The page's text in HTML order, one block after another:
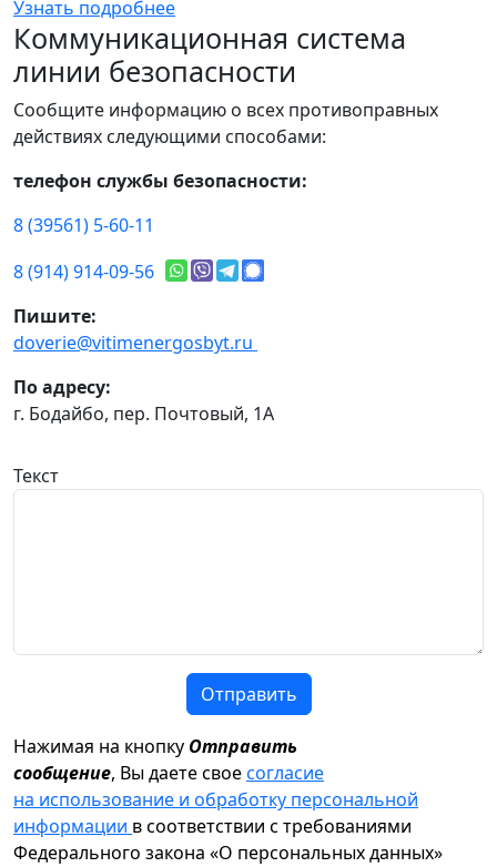
Узнать подробнее
Коммуникационная система
линии безопасности
Сообщите информацию о всех противоправных
действиях следующими способами:
телефон службы безопасности:
8 (39561) 5-60-11
8 (914) 914-09-56
Пишите:
doverie@vitimenergosbyt.ru
По адресу:
г. Бодайбо, пер. Почтовый, 1А
Текст
Отправить
Нажимая на кнопку Отправить
сообщение, Вы даете своесогласие
на использование и обработку персональной
информации в соответствии с требованиями
Федерального закона «О персональных данных»